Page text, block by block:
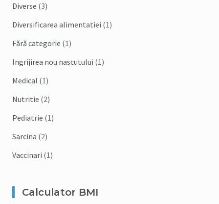
Diverse (3)
Diversificarea alimentatiei (1)
Fără categorie (1)
Ingrijirea nou nascutului (1)
Medical (1)
Nutritie (2)
Pediatrie (1)
Sarcina (2)
Vaccinari (1)
Calculator BMI